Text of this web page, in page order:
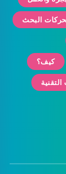
البحث
كيف؟